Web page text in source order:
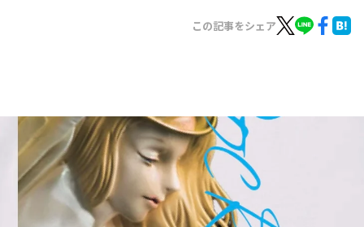
お知らせ
イベント・グッズ
YouTube
会社情報
この記事をシェア